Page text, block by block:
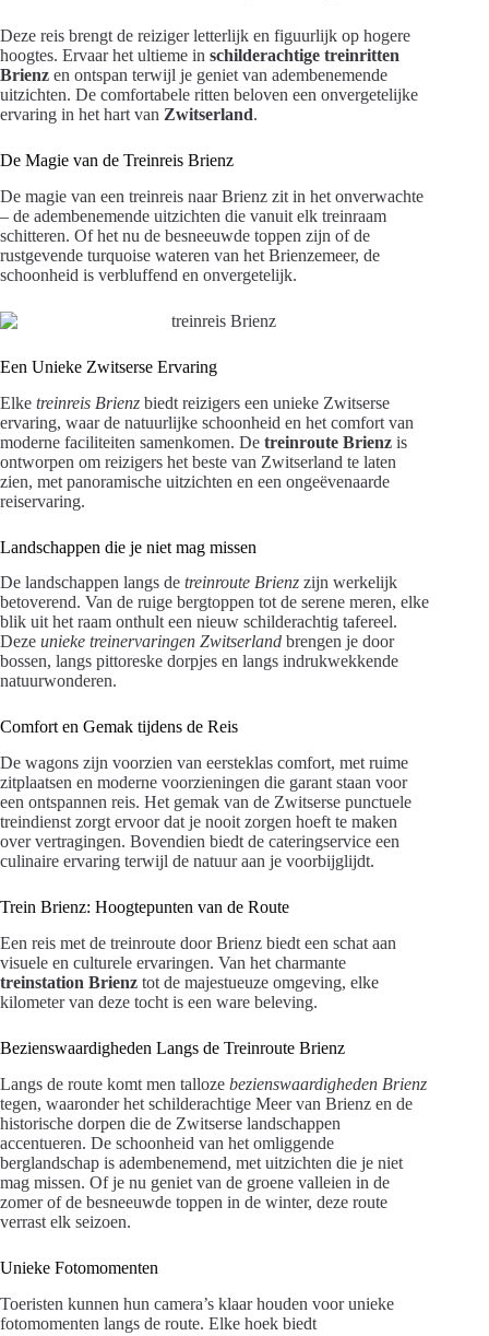
Deze reis brengt de reiziger letterlijk en figuurlijk op hogere
hoogtes. Ervaar het ultieme in schilderachtige treinritten
Brienz en ontspan terwijl je geniet van adembenemende
uitzichten. De comfortabele ritten beloven een onvergetelijke
ervaring in het hart van Zwitserland.
De Magie van de Treinreis Brienz
De magie van een treinreis naar Brienz zit in het onverwachte
– de adembenemende uitzichten die vanuit elk treinraam
schitteren. Of het nu de besneeuwde toppen zijn of de
rustgevende turquoise wateren van het Brienzemeer, de
schoonheid is verbluffend en onvergetelijk.
Een Unieke Zwitserse Ervaring
Elke treinreis Brienz biedt reizigers een unieke Zwitserse
ervaring, waar de natuurlijke schoonheid en het comfort van
moderne faciliteiten samenkomen. De treinroute Brienz is
ontworpen om reizigers het beste van Zwitserland te laten
zien, met panoramische uitzichten en een ongeëvenaarde
reiservaring.
Landschappen die je niet mag missen
De landschappen langs de treinroute Brienz zijn werkelijk
betoverend. Van de ruige bergtoppen tot de serene meren, elke
blik uit het raam onthult een nieuw schilderachtig tafereel.
Deze unieke treinervaringen Zwitserland brengen je door
bossen, langs pittoreske dorpjes en langs indrukwekkende
natuurwonderen.
Comfort en Gemak tijdens de Reis
De wagons zijn voorzien van eersteklas comfort, met ruime
zitplaatsen en moderne voorzieningen die garant staan voor
een ontspannen reis. Het gemak van de Zwitserse punctuele
treindienst zorgt ervoor dat je nooit zorgen hoeft te maken
over vertragingen. Bovendien biedt de cateringservice een
culinaire ervaring terwijl de natuur aan je voorbijglijdt.
Trein Brienz: Hoogtepunten van de Route
Een reis met de treinroute door Brienz biedt een schat aan
visuele en culturele ervaringen. Van het charmante
treinstation Brienz tot de majestueuze omgeving, elke
kilometer van deze tocht is een ware beleving.
Bezienswaardigheden Langs de Treinroute Brienz
Langs de route komt men talloze bezienswaardigheden Brienz
tegen, waaronder het schilderachtige Meer van Brienz en de
historische dorpen die de Zwitserse landschappen
accentueren. De schoonheid van het omliggende
berglandschap is adembenemend, met uitzichten die je niet
mag missen. Of je nu geniet van de groene valleien in de
zomer of de besneeuwde toppen in de winter, deze route
verrast elk seizoen.
Unieke Fotomomenten
Toeristen kunnen hun camera’s klaar houden voor unieke
fotomomenten langs de route. Elke hoek biedt